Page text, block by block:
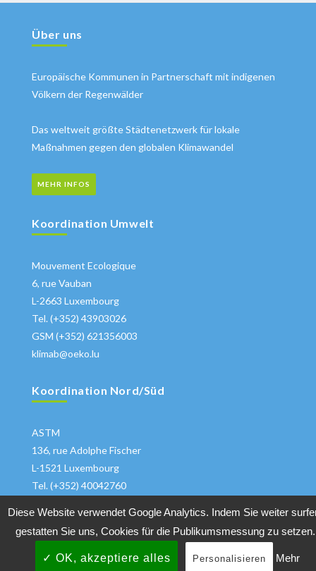
Über uns
Europäische Kommunen in Partnerschaft mit indigenen
Völkern der Regenwälder
Das weltweit größte Städtenetzwerk für lokale
Maßnahmen gegen den globalen Klimawandel
MEHR INFOS
Koordination Umwelt
Mouvement Ecologique
6, rue Vauban
L-2663 Luxembourg
Tel. (+352) 43903026
GSM (+352) 621356003
klimab@oeko.lu
Koordination Nord/Süd
ASTM
136, rue Adolphe Fischer
L-1521 Luxembourg
Tel. (+352) 40042760
Diese Website verwendet Google Analytics. Indem Sie weiter
gestatten Sie uns, Cookies für die Publikumsmessung zu setzen.
✓ OK, akzeptiere alles Personalisieren Mehr